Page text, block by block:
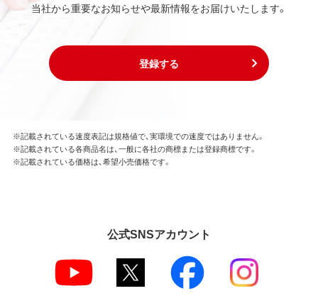
当社から重要なお知らせや最新情報をお届けいたします。
登録する
※記載されている速度表記は規格値で、実環境での速度ではありません。
※記載されている各商品名は、一般に各社の商標または登録商標です。
※記載されている価格は、希望小売価格です。
公式SNSアカウント